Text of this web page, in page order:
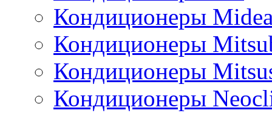
Кондиционеры
Кондиционеры
Кондиционеры
Кондиционеры